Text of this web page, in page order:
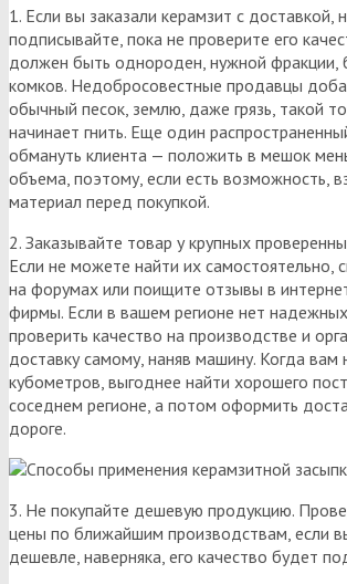
1. Если вы заказали керамзит с доставкой,
подписывайте, пока не проверите его
должен быть однороден, нужной фракции,
комков. Недобросовестные продавцы
обычный песок, землю, даже грязь, такой
начинает гнить. Еще один
обмануть клиента — положить в мешок
объема, поэтому, если есть возможность,
материал перед покупкой.
2. Заказывайте товар у крупных
Если не можете найти их самостоятельно,
на форумах или поищите отзывы в
фирмы. Если в вашем регионе нет
проверить качество на производстве и
доставку самому, наняв машину. Когда
кубометров, выгоднее найти хорошего
соседнем регионе, а потом оформить
дороге.
3. Не покупайте дешевую продукцию.
цены по ближайшим производствам, если
дешевле, наверняка, его качество будет